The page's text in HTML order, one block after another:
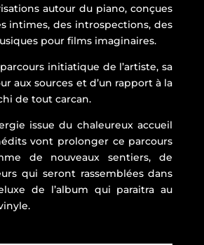
autour du piano, conçues
intimes, des introspections, des
pour films imaginaires.
initiatique de l’artiste, sa
aux sources et d’un rapport à la
de tout carcan.
issue du chaleureux accueil
vont prolonger ce parcours
de nouveaux sentiers, de
qui seront rassemblées dans
de l’album qui paraitra au